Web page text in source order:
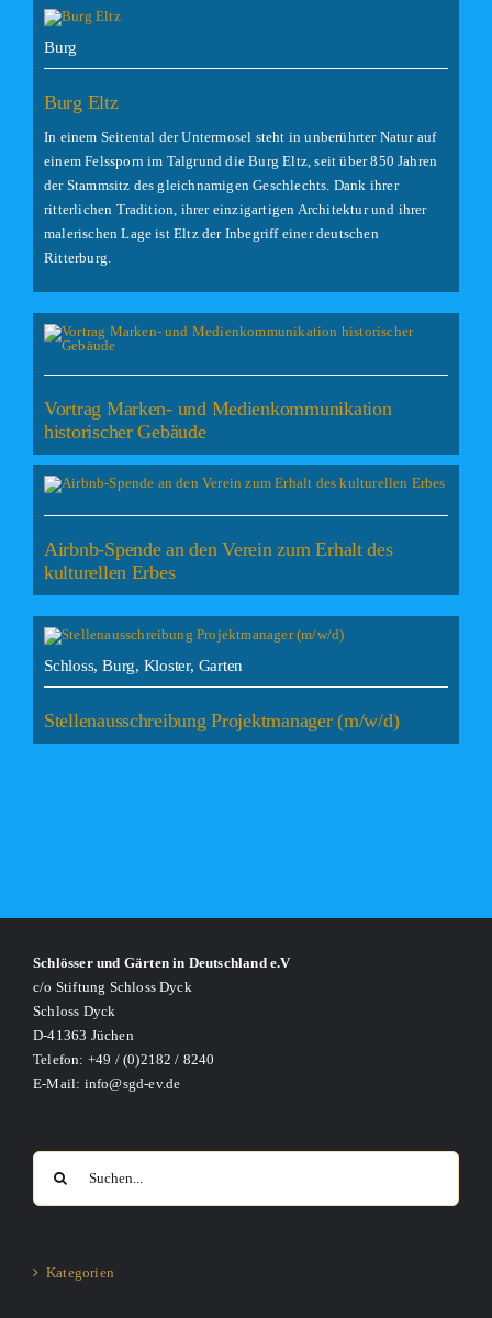
Burg
Burg Eltz
In einem Seitental der Untermosel steht in unberührter Natur auf
einem Felssporn im Talgrund die Burg Eltz, seit über 850 Jahren
der Stammsitz des gleichnamigen Geschlechts. Dank ihrer
ritterlichen Tradition, ihrer einzigartigen Architektur und ihrer
malerischen Lage ist Eltz der Inbegriff einer deutschen
Ritterburg.
Vortrag Marken- und Medienkommunikation
historischer Gebäude
Airbnb-Spende an den Verein zum Erhalt des
kulturellen Erbes
Schloss, Burg, Kloster, Garten
Stellenausschreibung Projektmanager (m/w/d)
Schlösser und Gärten in Deutschland e.V
c/o Stiftung Schloss Dyck
Schloss Dyck
D-41363 Jüchen
Telefon: +49 / (0)2182 / 8240
E-Mail: info@sgd-ev.de
Suche
nach:
Kategorien